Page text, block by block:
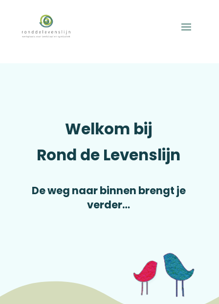
Welkom bij
Rond de Levenslijn
De weg naar binnen brengt je
verder…